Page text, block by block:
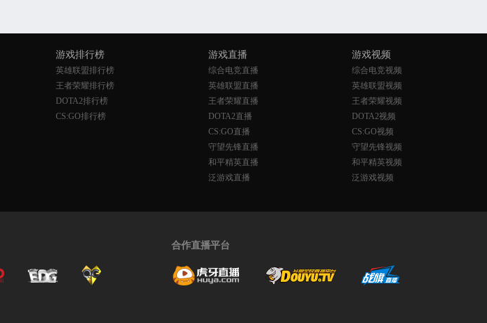
游戏排行榜
英雄联盟排行榜
王者荣耀排行榜
DOTA2排行榜
CS:GO排行榜
游戏直播
综合电竞直播
英雄联盟直播
王者荣耀直播
DOTA2直播
CS:GO直播
守望先锋直播
和平精英直播
泛游戏直播
游戏视频
综合电竞视频
英雄联盟视频
王者荣耀视频
DOTA2视频
CS:GO视频
守望先锋视频
和平精英视频
泛游戏视频
合作直播平台